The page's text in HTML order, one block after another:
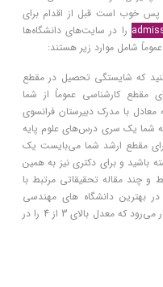
پس خوب است قبل از اقدام برای
را در سایت‌های دانشگاه‌ها
شامل موارد زیر هستند:
که شایستگی تحصیل در مقطع
مقطع کارشناسی عموماً از شما
با مدرک دبیرستان فرانسوی
شما یک سری درس‌های علوم پایه
مقطع ارشد شما می‌بایست یک
باشید و برای دکتری نیز به همین
چند مقاله تحقیقاتی مرتبط با
در بهترین دانشگاه های مهندسی
مکانیک در فرانسه پذیرفته شوید، از شما انتظار می‌رود که معدل بالای 3 از 4 را در